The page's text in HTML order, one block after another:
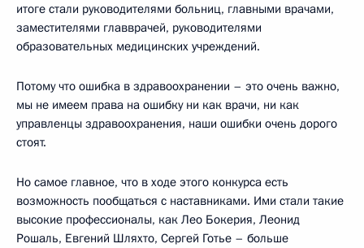
итоге стали руководителями больниц, главными врачами,
заместителями главврачей, руководителями
образовательных медицинских учреждений.
Потому что ошибка в здравоохранении – это очень важно,
мы не имеем права на ошибку ни как врачи, ни как
управленцы здравоохранения, наши ошибки очень дорого
стоят.
Но самое главное, что в ходе этого конкурса есть
возможность пообщаться с наставниками. Ими стали такие
высокие профессионалы, как Лео Бокерия, Леонид
Рошаль, Евгений Шляхто, Сергей Готье – больше